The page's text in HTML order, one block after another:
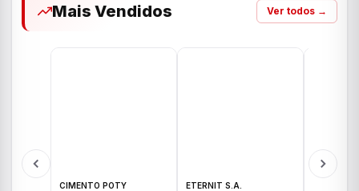
Mais Vendidos Ver todos →
CIMENTO POTY ETERNIT S.A.